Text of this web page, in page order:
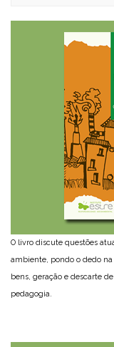
O livro discute questões
ambiente, pondo o dedo
bens, geração e descarte
pedagogia.